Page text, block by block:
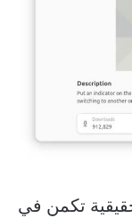
تكمن في